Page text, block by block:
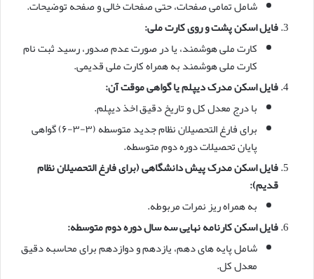
شامل تمامی صفحات، حتی صفحات خالی و صفحه توضیحات.
فایل اسکن پشت و روی کارت ملی:
کارت ملی هوشمند، یا در صورت عدم صدور، رسید ثبت نام
کارت ملی هوشمند به همراه کارت ملی قدیمی.
فایل اسکن مدرک دیپلم یا گواهی موقت آن:
با درج معدل کل و تاریخ دقیق اخذ دیپلم.
برای فارغ التحصیلان نظام جدید متوسطه (۳-۳-۶) گواهی
پایان تحصیلات دوره دوم متوسطه.
فایل اسکن مدرک پیش دانشگاهی (برای فارغ التحصیلان نظام
قدیم):
به همراه ریز نمرات مربوطه.
فایل اسکن کارنامه نهایی سه سال دوره دوم متوسطه:
شامل پایه های دهم، یازدهم و دوازدهم برای محاسبه دقیق
معدل کل.